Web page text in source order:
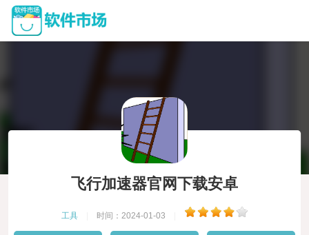
飞行加速器官网下载安卓
工具 时间：2024-01-03